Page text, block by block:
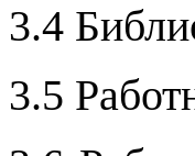
3.4
3.5